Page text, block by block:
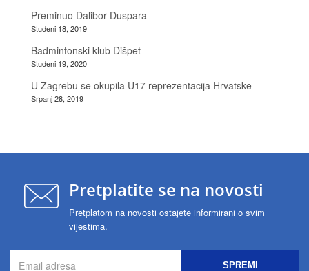
Preminuo Dalibor Duspara
Studeni 18, 2019
Badmintonski klub Dišpet
Studeni 19, 2020
U Zagrebu se okupila U17 reprezentacija Hrvatske
Srpanj 28, 2019
Pretplatite se na novosti
Pretplatom na novosti ostajete informirani o svim
vijestima.
SPREMI